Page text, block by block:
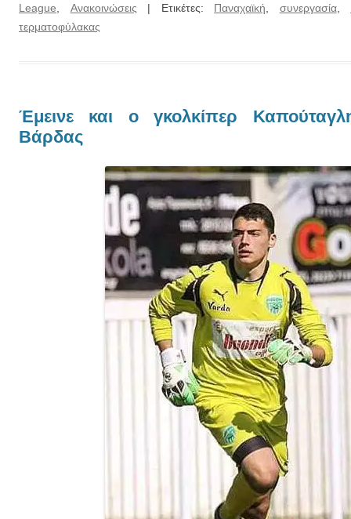
League
Ανακοινώσεις | Ετικέτες: Παναχαϊκή συνεργασία,
τερματοφύλακας
Έμεινε και ο γκολκίπερ
Βάρδας